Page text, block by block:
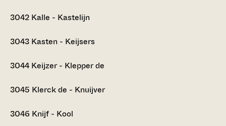
3042 Kalle - Kastelijn
3043 Kasten - Keijsers
3044 Keijzer - Klepper de
3045 Klerck de - Knuijver
3046 Knijf - Kool